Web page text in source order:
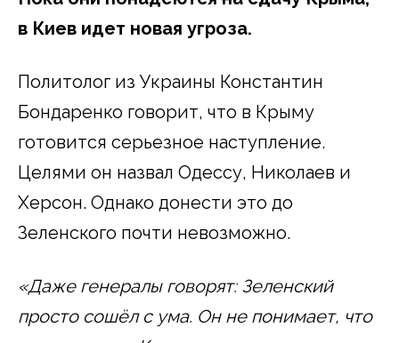
в Киев идет новая угроза.
Политолог из Украины Константин
Бондаренко говорит, что в Крыму
готовится серьезное наступление.
Целями он назвал Одессу, Николаев и
Херсон. Однако донести это до
Зеленского почти невозможно.
«Даже генералы говорят: Зеленский
просто сошёл с ума. Он не понимает, что